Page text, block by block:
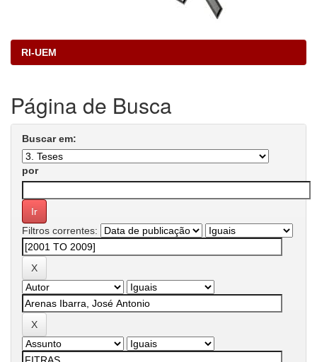
RI-UEM
Página de Busca
Buscar em:
por
Filtros correntes: